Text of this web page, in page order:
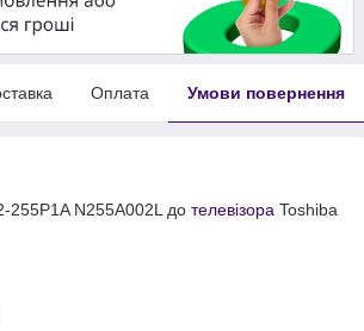
Оплата Умови повернення
255P1A N255A002L до телевізора Toshiba